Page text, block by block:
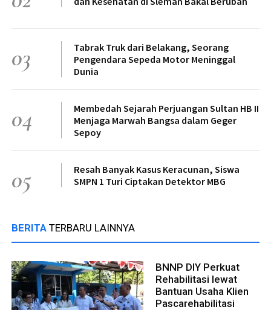
03
Tabrak Truk dari Belakang, Seorang
Pengendara Sepeda Motor Meninggal
Dunia
04
Membedah Sejarah Perjuangan Sultan HB II
Menjaga Marwah Bangsa dalam Geger
Sepoy
05
Resah Banyak Kasus Keracunan, Siswa
SMPN 1 Turi Ciptakan Detektor MBG
BERITA TERBARU LAINNYA
BNNP DIY Perkuat
Rehabilitasi lewat
Bantuan Usaha Klien
Pascarehabilitasi